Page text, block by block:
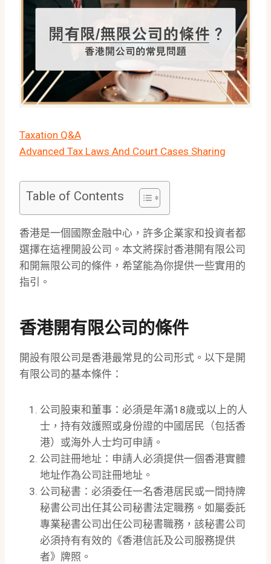
Taxation Q&A
Advanced Tax Laws And Court Cases Sharing
Table of Contents
香港是一個國際金融中心，許多企業家和投資者都
選擇在這裡開設公司。本文將探討香港開有限公司
和開無限公司的條件，希望能為你提供一些實用的
指引。
香港開有限公司的條件
開設有限公司是香港最常見的公司形式。以下是開
有限公司的基本條件：
公司股東和董事：必須是年滿18歲或以上的人
士，持有效護照或身份證的中國居民（包括香
港）或海外人士均可申請。
公司註冊地址：申請人必須提供一個香港實體
地址作為公司註冊地址。
公司秘書：必須委任一名香港居民或一間持牌
秘書公司出任其公司秘書法定職務。如屬委託
專業秘書公司出任公司秘書職務，該秘書公司
必須持有有效的《香港信託及公司服務提供
者》牌照。